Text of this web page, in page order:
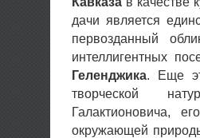
дачи является
первозданный
интеллигентных
Геленджика. Еще
творческой
Галактионовича,
окружающей